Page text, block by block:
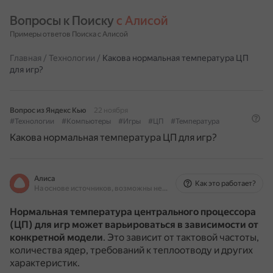
Вопросы к Поиску с Алисой
Примеры ответов Поиска с Алисой
Главная / Технологии / Какова нормальная температура ЦП
для игр?
Вопрос из Яндекс Кью
22 ноября
#Технологии
#Компьютеры #Игры #ЦП #Температура
Какова нормальная температура ЦП для игр?
Алиса
На основе источников, возможны неточности
Как это работает?
Нормальная температура центрального процессора
(ЦП) для игр может варьироваться в зависимости от
конкретной модели. Это зависит от тактовой частоты,
количества ядер, требований к теплоотводу и других
характеристик.